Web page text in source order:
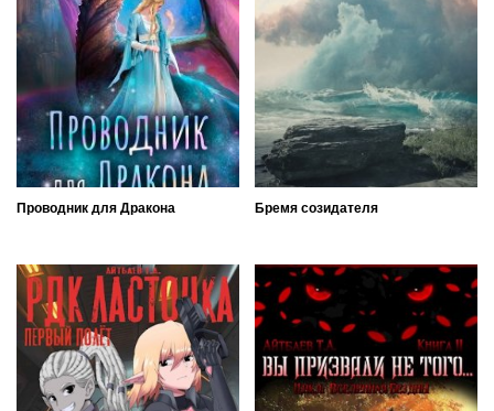
Проводник для Дракона Бремя созидателя